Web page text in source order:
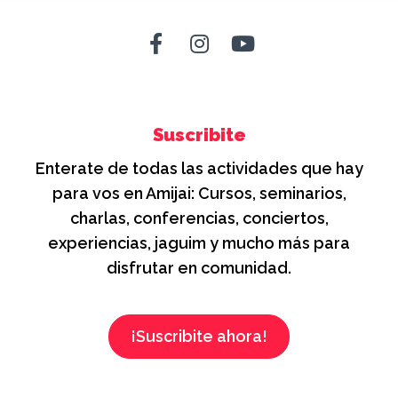
Suscribite
Enterate de todas las actividades que hay
para vos en Amijai: Cursos, seminarios,
charlas, conferencias, conciertos,
experiencias, jaguim y mucho más para
disfrutar en comunidad.
¡Suscribite ahora!